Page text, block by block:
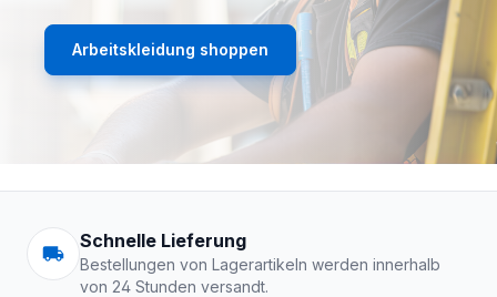
Arbeitskleidung shoppen
Arbeitskleidung |
Schnelle Lieferung
Bestellungen von Lagerartikeln werden innerhalb
von 24 Stunden versandt.